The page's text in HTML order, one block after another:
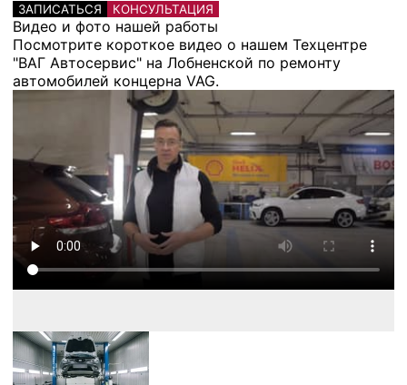
ЗАПИСАТЬСЯ КОНСУЛЬТАЦИЯ
Видео и фото нашей работы
Посмотрите короткое видео о нашем Техцентре
"ВАГ Автосервис" на Лобненской по ремонту
автомобилей концерна VAG.